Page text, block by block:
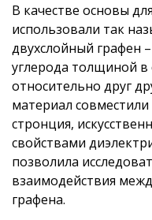
В качестве основы
использовали так
двухслойный графен
углерода толщиной
относительно друг
материал
стронция,
свойствами
позволила
взаимодействия
графена.